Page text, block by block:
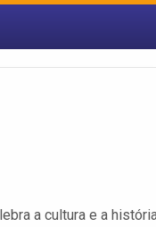
a cultura e a